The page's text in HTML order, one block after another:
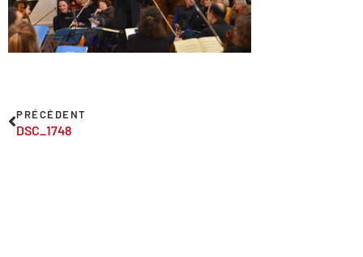
PRÉCÉDENT
DSC_1748